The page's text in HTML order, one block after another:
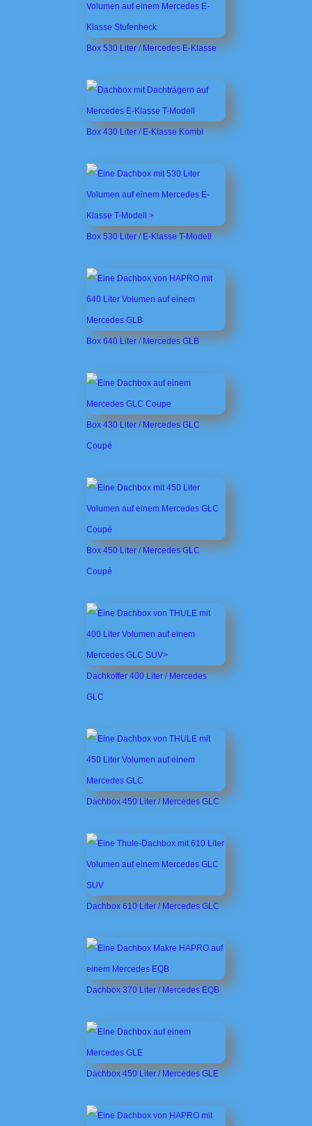
Box 530 Liter / Mercedes E-Klasse
Box 430 Liter / E-Klasse Kombi
Box 530 Liter / E-Klasse T-Modell
Box 640 Liter / Mercedes GLB
Box 430 Liter / Mercedes GLC
Coupé
Box 450 Liter / Mercedes GLC
Coupé
Dachkoffer 400 Liter / Mercedes
GLC
Dachbox 450 Liter / Mercedes GLC
Dachbox 610 Liter / Mercedes GLC
Dachbox 370 Liter / Mercedes EQB
Dachbox 450 Liter / Mercedes GLE